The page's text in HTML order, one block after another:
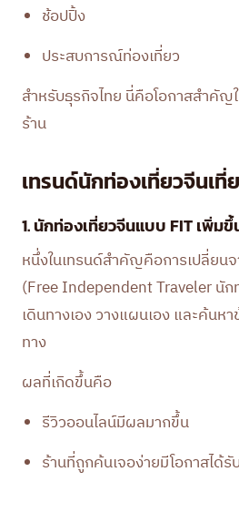
ช้อปปิ้ง
ประสบการณ์ท่องเที่ยว
สำหรับธุรกิจไทย นี่คือโอกาสสำคัญ
ร้าน
เทรนด์นักท่องเที่ยวจีนเที่
1. นักท่องเที่ยวจีนแบบ FIT เพิ่มขึ้
หนึ่งในเทรนด์สำคัญคือการเปลี่ย
(Free Independent Traveler นัก
เดินทางเอง วางแผนเอง และค้นห
ทาง
ผลที่เกิดขึ้นคือ
รีวิวออนไลน์มีผลมากขึ้น
ร้านที่ถูกค้นเจอง่ายมีโอกาสได้